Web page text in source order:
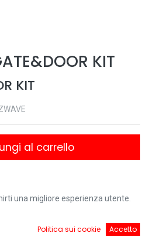
KIT
KIT
al carrello
una migliore esperienza utente.
Politica sui cookie Accetto